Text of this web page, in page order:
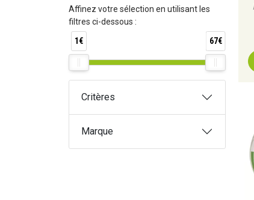
Affinez votre sélection en utilisant les
filtres ci-dessous :
1€ 67€
Critères
Marque